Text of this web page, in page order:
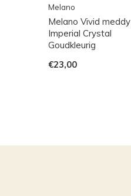
Melano
Melano Vivid meddy
Imperial Crystal
Goudkleurig
€23,00